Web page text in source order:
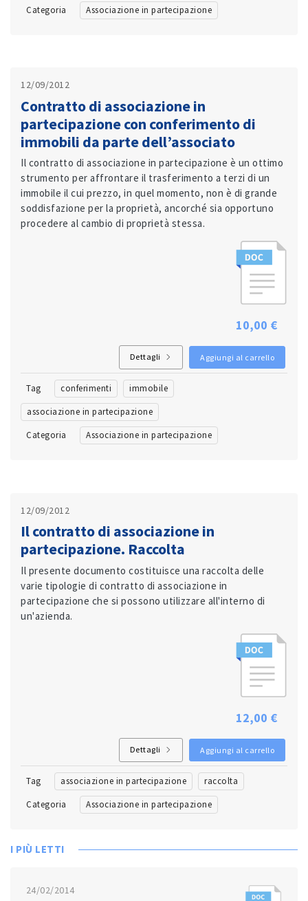
Categoria Associazione in partecipazione
12/09/2012
Contratto di associazione in
partecipazione con conferimento di
immobili da parte dell’associato
Il contratto di associazione in partecipazione è un ottimo
strumento per affrontare il trasferimento a terzi di un
immobile il cui prezzo, in quel momento, non è di grande
soddisfazione per la proprietà, ancorché sia opportuno
procedere al cambio di proprietà stessa.
10,00 €
Dettagli Aggiungi al carrello
Tag conferimenti
immobile
associazione in partecipazione
Categoria
Associazione in partecipazione
12/09/2012
Il contratto di associazione in
partecipazione. Raccolta
Il presente documento costituisce una raccolta delle
varie tipologie di contratto di associazione in
partecipazione che si possono utilizzare all'interno di
un'azienda.
12,00 €
Dettagli Aggiungi al carrello
Tag associazione in partecipazione
raccolta
Categoria
Associazione in partecipazione
I PIÙ LETTI
24/02/2014